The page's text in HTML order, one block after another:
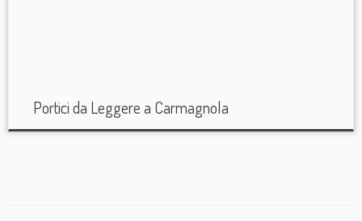
Portici da Leggere a Carmagnola